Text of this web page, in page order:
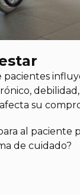
su
al paciente
de cuidado?